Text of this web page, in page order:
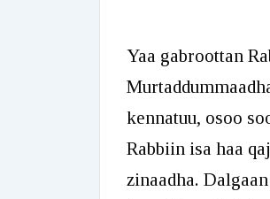
Yaa gabroottan
kennatuu, osoo
Rabbiin isa haa
zinaadha.